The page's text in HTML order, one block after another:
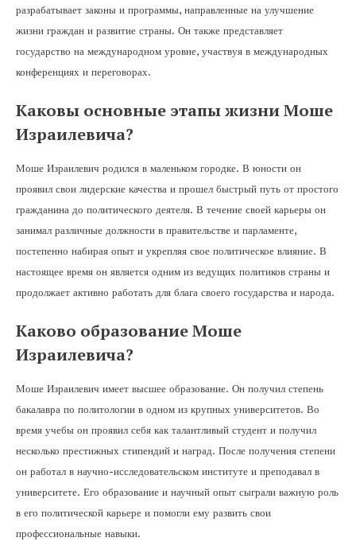
разрабатывает законы и программы, направленные на улучшение
жизни граждан и развитие страны. Он также представляет
государство на международном уровне, участвуя в международных
конференциях и переговорах.
Каковы основные этапы жизни Моше
Израилевича?
Моше Израилевич родился в маленьком городке. В юности он
проявил свои лидерские качества и прошел быстрый путь от простого
гражданина до политического деятеля. В течение своей карьеры он
занимал различные должности в правительстве и парламенте,
постепенно набирая опыт и укрепляя свое политическое влияние. В
настоящее время он является одним из ведущих политиков страны и
продолжает активно работать для блага своего государства и народа.
Каково образование Моше
Израилевича?
Моше Израилевич имеет высшее образование. Он получил степень
бакалавра по политологии в одном из крупных университетов. Во
время учебы он проявил себя как талантливый студент и получил
несколько престижных стипендий и наград. После получения степени
он работал в научно-исследовательском институте и преподавал в
университете. Его образование и научный опыт сыграли важную роль
в его политической карьере и помогли ему развить свои
профессиональные навыки.